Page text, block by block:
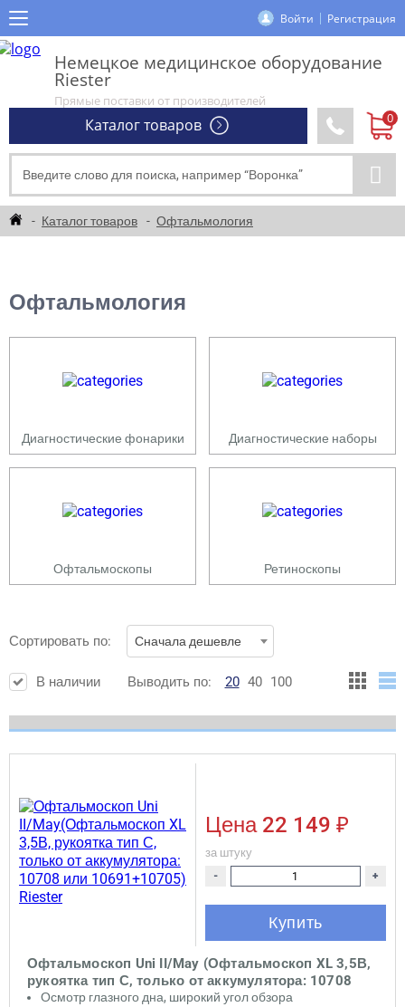
Войти Регистрация
Немецкое медицинское оборудование
Riester
Прямые поставки от производителей
Каталог товаров
Каталог товаров Офтальмология
Офтальмология
Диагностические фонарики Диагностические наборы
Офтальмоскопы Ретиноскопы
Сортировать по: Сначала дешевле
В наличии Выводить по: 20 40 100
Офтальмоскоп Uni II/May (Офтальмоскоп XL 3,5В,
рукоятка тип С, только от аккумулятора: 10708
или 10691+10705) Riester
Осмотр глазного дна, широкий угол обзора
Цена 22 149 ₽
за штуку
- +
Купить